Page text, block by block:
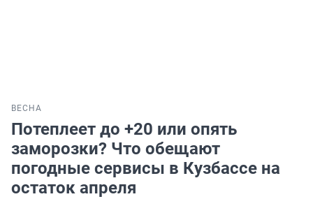
ВЕСНА
Потеплеет до +20 или опять
заморозки? Что обещают
погодные сервисы в Кузбассе на
остаток апреля